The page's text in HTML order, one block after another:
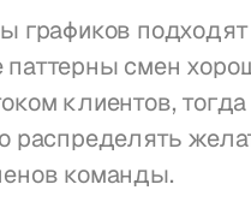
графиков
смен
клиентов,
распределять
команды.